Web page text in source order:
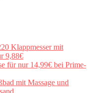
Klappmesser mit
9,88€
für nur 14,99€ bei Prime-
mit Massage und